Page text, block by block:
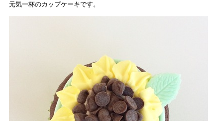
元気一杯のカップケーキです。